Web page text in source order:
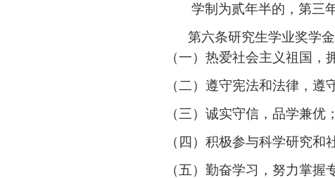
学制为贰年半的，第三
第六条研究生学业奖学
（一） 热爱社会主义祖国，
（二） 遵守宪法和法律，遵
（三） 诚实守信，品学兼优；
（四） 积极参与科学研究和
（五） 勤奋学习，努力掌握